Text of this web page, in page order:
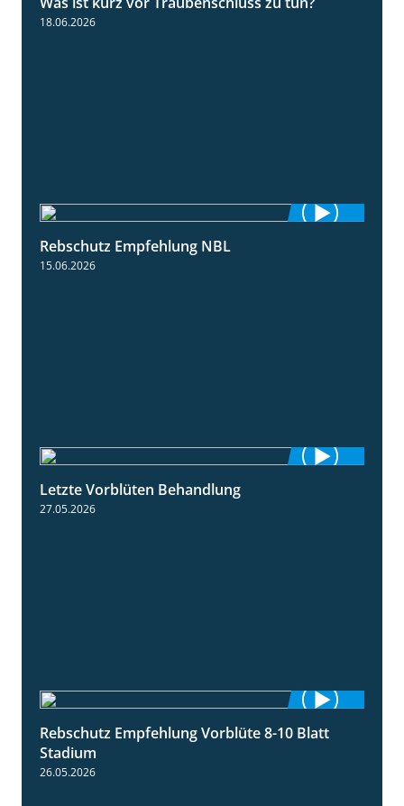
5:04
18.06.2026
Rebschutz Empfehlung NBL
15.06.2026
Letzte Vorblüten Behandlung
27.05.2026
1:55
Rebschutz Empfehlung Vorblüte 8-10 Blatt
Stadium
26.05.2026